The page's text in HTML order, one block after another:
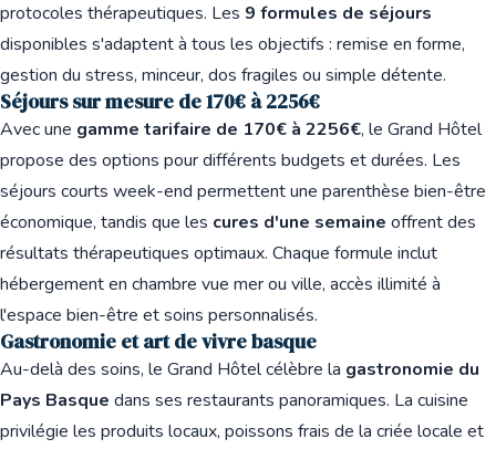
protocoles thérapeutiques. Les 9 formules de séjours
disponibles s'adaptent à tous les objectifs : remise en forme,
gestion du stress, minceur, dos fragiles ou simple détente.
Séjours sur mesure de 170€ à 2256€
Avec une gamme tarifaire de 170€ à 2256€, le Grand Hôtel
propose des options pour différents budgets et durées. Les
séjours courts week-end permettent une parenthèse bien-être
économique, tandis que les cures d'une semaine offrent des
résultats thérapeutiques optimaux. Chaque formule inclut
hébergement en chambre vue mer ou ville, accès illimité à
l'espace bien-être et soins personnalisés.
Gastronomie et art de vivre basque
Au-delà des soins, le Grand Hôtel célèbre la gastronomie du
Pays Basque dans ses restaurants panoramiques. La cuisine
privilégie les produits locaux, poissons frais de la criée locale et